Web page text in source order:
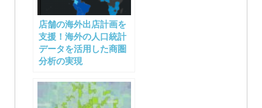
店舗の海外出店計画を
支援！海外の人口統計
データを活用した商圏
分析の実現